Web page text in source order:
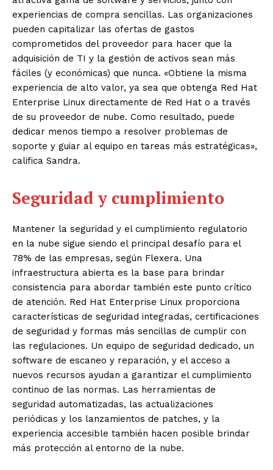
experiencias de compra sencillas. Las organizaciones
pueden capitalizar las ofertas de gastos
comprometidos del proveedor para hacer que la
adquisición de TI y la gestión de activos sean más
fáciles (y económicas) que nunca. «Obtiene la misma
experiencia de alto valor, ya sea que obtenga Red Hat
Enterprise Linux directamente de Red Hat o a través
de su proveedor de nube. Como resultado, puede
dedicar menos tiempo a resolver problemas de
soporte y guiar al equipo en tareas más estratégicas»,
califica Sandra.
Seguridad y cumplimiento
Mantener la seguridad y el cumplimiento regulatorio
en la nube sigue siendo el principal desafío para el
78% de las empresas, según Flexera. Una
infraestructura abierta es la base para brindar
consistencia para abordar también este punto crítico
de atención. Red Hat Enterprise Linux proporciona
características de seguridad integradas, certificaciones
de seguridad y formas más sencillas de cumplir con
las regulaciones. Un equipo de seguridad dedicado, un
software de escaneo y reparación, y el acceso a
nuevos recursos ayudan a garantizar el cumplimiento
continuo de las normas. Las herramientas de
seguridad automatizadas, las actualizaciones
periódicas y los lanzamientos de patches, y la
experiencia accesible también hacen posible brindar
más protección al entorno de la nube.